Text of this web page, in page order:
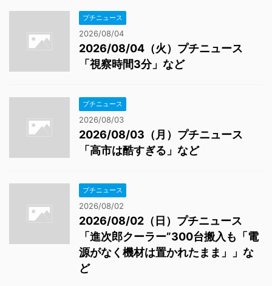
プチニュース
2026/08/04
2026/08/04（火）プチニュース
「視察時間3分」など
プチニュース
2026/08/03
2026/08/03（月）プチニュース
「高市は酷すぎる」など
プチニュース
2026/08/02
2026/08/02（日）プチニュース
「進次郎クーラー”300台搬入も「電
源がなく機材は置かれたまま」」な
ど